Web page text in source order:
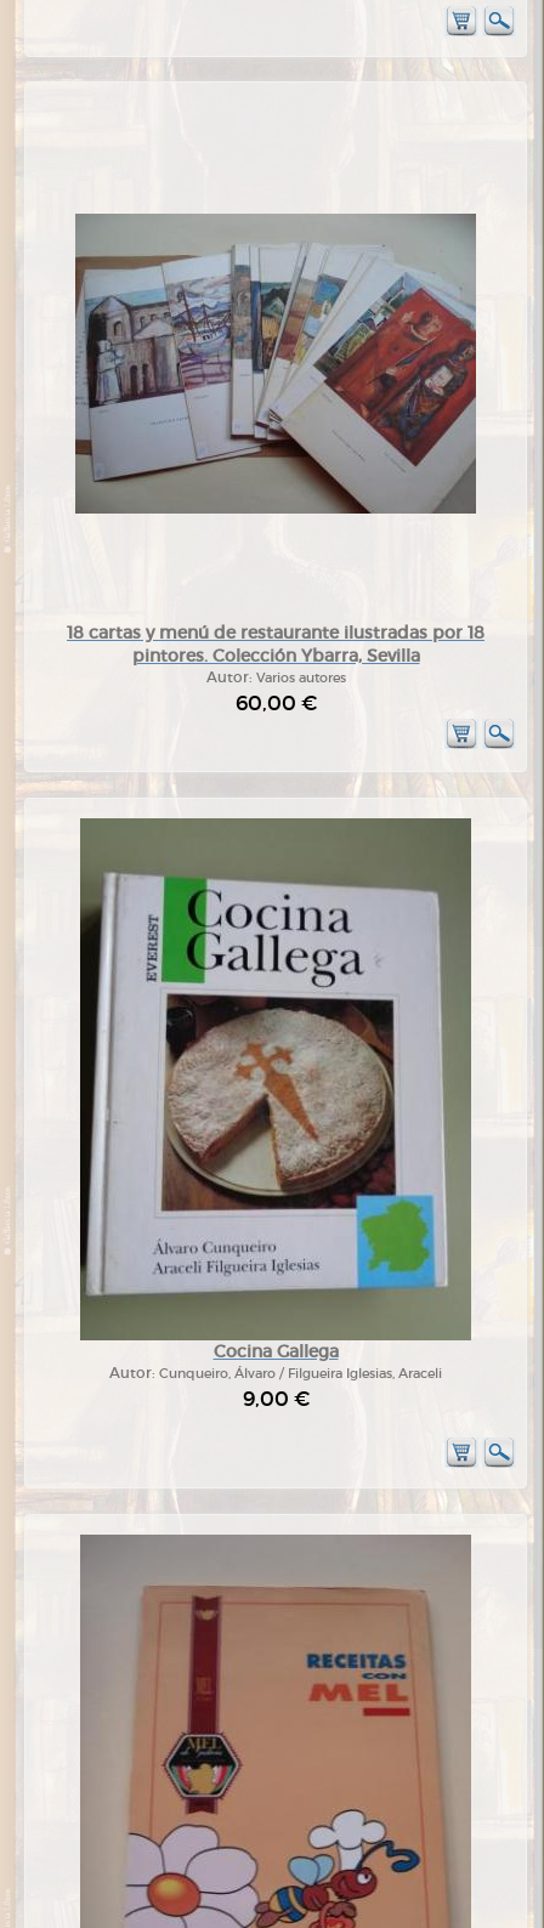
18 cartas y menú de restaurante ilustradas por 18
pintores. Colección Ybarra, Sevilla
Autor: Varios autores
60,00 €
Cocina Gallega
Autor: Cunqueiro, Álvaro / Filgueira Iglesias, Araceli
9,00 €